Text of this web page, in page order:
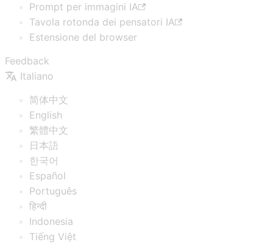
Prompt per immagini IA
Tavola rotonda dei pensatori IA
Estensione del browser
Feedback
Italiano
简体中文
English
繁體中文
日本語
한국어
Español
Português
हिन्दी
Indonesia
Tiếng Việt